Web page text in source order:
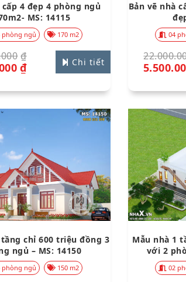
cấp 4 đẹp 4 phòng ngủ
MS: 14115
phòng ngủ 170 m2
₫
₫ Chi tiết
Bản vẽ nhà
04
chỉ 600 triệu đồng 3
ngủ – MS: 14150
phòng ngủ 150 m2
Mẫu nhà 1
với 2
02